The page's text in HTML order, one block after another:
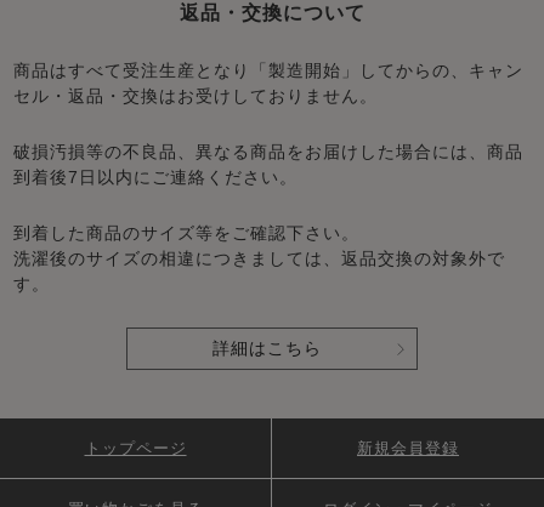
返品・交換について
商品はすべて受注生産となり「製造開始」してからの、キャン
セル・返品・交換はお受けしておりません。
破損汚損等の不良品、異なる商品をお届けした場合には、商品
到着後7日以内にご連絡ください。
到着した商品のサイズ等をご確認下さい。
洗濯後のサイズの相違につきましては、返品交換の対象外で
す。
詳細はこちら
トップページ 新規会員登録